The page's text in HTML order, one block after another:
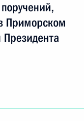
Приморском